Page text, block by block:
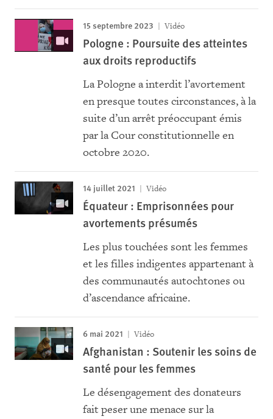
15 septembre 2023 Vidéo
Pologne : Poursuite des atteintes
aux droits reproductifs
La Pologne a interdit l’avortement
en presque toutes circonstances, à la
suite d’un arrêt préoccupant émis
par la Cour constitutionnelle en
octobre 2020.
14 juillet 2021 Vidéo
Équateur : Emprisonnées pour
avortements présumés
Les plus touchées sont les femmes
et les filles indigentes appartenant à
des communautés autochtones ou
d’ascendance africaine.
6 mai 2021 Vidéo
Afghanistan : Soutenir les soins de
santé pour les femmes
Le désengagement des donateurs
fait peser une menace sur la